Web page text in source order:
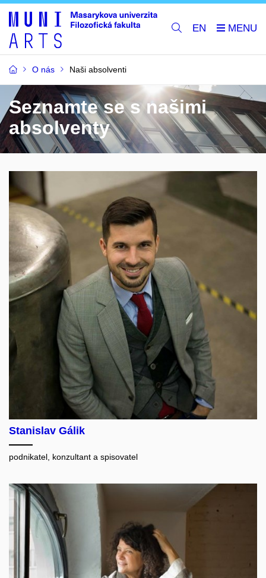
EN
O nás Naši absolventi
Seznamte se s našimi
absolventy
Stanislav Gálik
podnikatel, konzultant a spisovatel